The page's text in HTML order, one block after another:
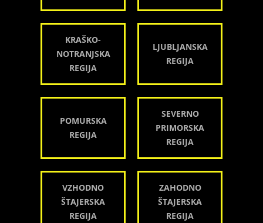
KRAŠKO-
NOTRANJSKA
REGIJA
LJUBLJANSKA
REGIJA
POMURSKA
REGIJA
SEVERNO
PRIMORSKA
REGIJA
VZHODNO
ŠTAJERSKA
REGIJA
ZAHODNO
ŠTAJERSKA
REGIJA